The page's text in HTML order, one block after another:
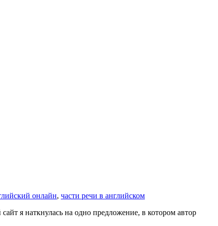
онлайн, части речи в английском
я наткнулась на одно предложение, в котором автор